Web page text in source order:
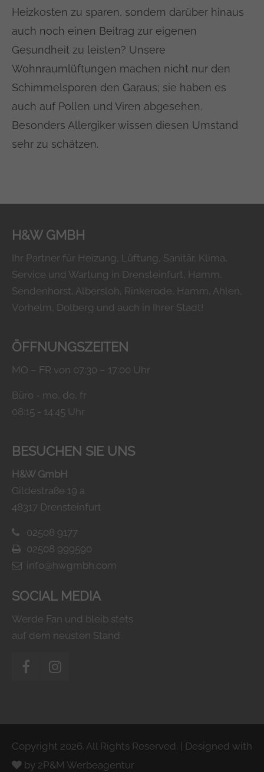
Heizkosten zu sparen, sondern darüber hinaus
auch noch einen Beitrag zur eigenen
Gesundheit zu leisten? Unsere
Wohnraumlüftungen machen nicht nur den
Schimmelsporen den Garaus; sie haben es
auch auf Pollen und Viren abgesehen.
Besonders Allergiker wissen diesen Umstand
sehr zu schätzen.
H&W GMBH
Ihr Partner für Heizung, Lüftung, Sanitär, Klima,
Service und Wartung in Drensteinfurt, Hamm,
Sendenhorst, Albersloh, Rinkerode, Hamm, Ahlen,
Vorhelm, Dolberg und auch in Ihrer Stadt!
ÖFFNUNGSZEITEN
MO – FR von 07:30 – 17:00 Uhr
Büro - mo, do, fr
08:15 - 14:45 Uhr
BESUCHEN SIE UNS
H&W GmbH
Gildestraße 19 a
48317 Drensteinfurt
02508 9177
02508 999590
info@hwgmbh.com
SOCIAL MEDIA
Werde Fan und bleib stets
auf dem neusten Stand.
Copyright 2026. All Rights Reserved. | Designed with
by 2P&M Werbeagentur